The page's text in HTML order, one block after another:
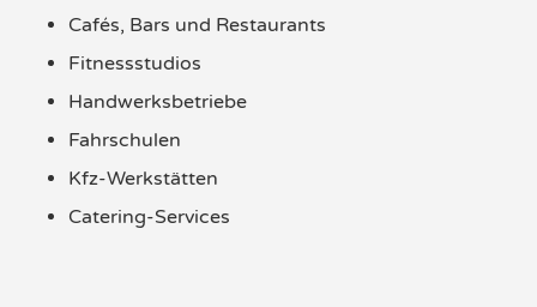
Cafés, Bars und Restaurants
Fitnessstudios
Handwerksbetriebe
Fahrschulen
Kfz-Werkstätten
Catering-Services